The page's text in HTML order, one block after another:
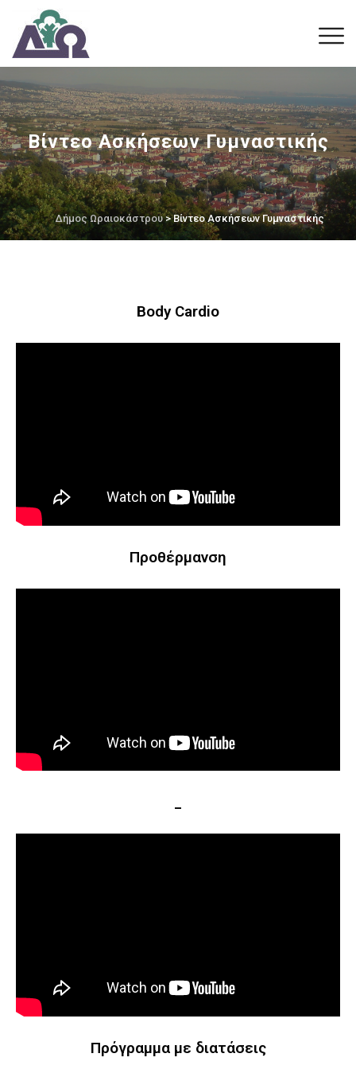
Βίντεο Ασκήσεων Γυμναστικής
Δήμος Ωραιοκάστρου> Βίντεο Ασκήσεων Γυμναστικής
Body Cardio
Προθέρμανση
Πρόγραμμα με διατάσεις